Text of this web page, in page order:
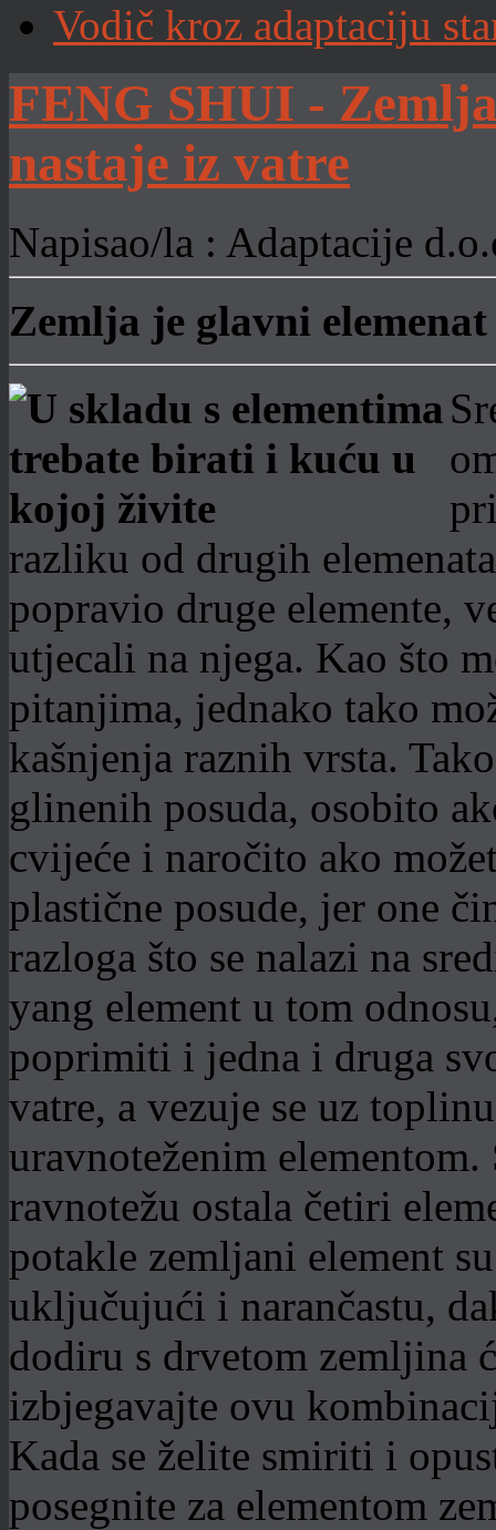
Vodič kroz adaptaciju
FENG SHUI -
nastaje iz vatre
Napisao/la : Adaptacije
Zemlja je glavni
razliku od drugih
popravio druge elemente,
utjecali na njega. Kao što
pitanjima, jednako tako
kašnjenja raznih vrsta.
glinenih posuda, osobito
cvijeće i naročito ako
plastične posude, jer one
razloga što se nalazi na
yang element u tom
poprimiti i jedna i druga
vatre, a vezuje se uz
uravnoteženim
ravnotežu ostala četiri
potakle zemljani element
uključujući i narančastu,
dodiru s drvetom zemljina
izbjegavajte ovu
Kada se želite smiriti i
posegnite za elementom